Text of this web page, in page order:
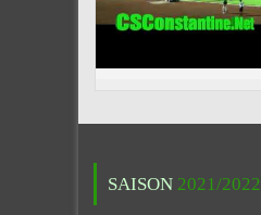
SAISON 2021/2022